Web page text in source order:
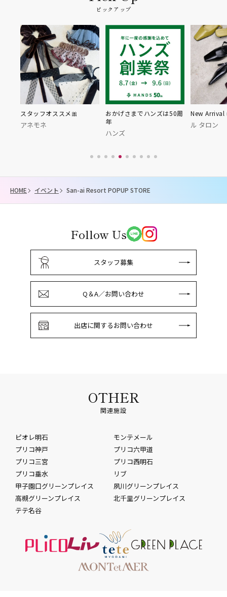
ピックアップ
スタッフオススメ🎀
アネモネ
おかげさまでハンズは50周
年
ハンズ
New Arrival
ル タロン
HOME イベント San-ai Resort POPUP STORE
Follow Us
スタッフ募集
Q＆A／お問い合わせ
出店に関するお問い合わせ
OTHER
関連施設
ピオレ明石
モンテメール
プリコ神戸
プリコ六甲道
プリコ三宮
プリコ西明石
プリコ垂水
リブ
甲子園口グリーンプレイス
夙川グリーンプレイス
高槻グリーンプレイス
北千里グリーンプレイス
テテ名谷